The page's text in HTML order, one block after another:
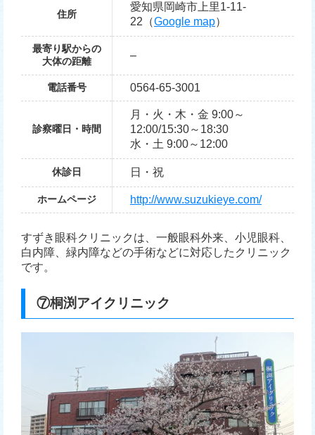
住所
愛知県岡崎市上里1-11-
22（Google map）
最寄り駅からの
大体の距離
–
電話番号 0564-65-3001
診察曜日・時間
月・火・木・金 9:00～
12:00/15:30～18:30
水・土 9:00～12:00
休診日 日・祝
ホームページ http://www.suzukieye.com/
すずき眼科クリニックは、一般眼科外来、小児眼科、
白内障、緑内障などの手術などに対応したクリニック
です。
⑦桐渕アイクリニック